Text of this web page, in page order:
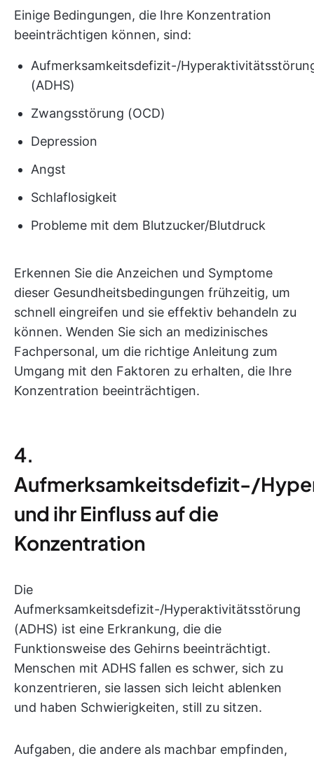
Einige Bedingungen, die Ihre Konzentration
beeinträchtigen können, sind:
Aufmerksamkeitsdefizit-/
(ADHS)
Zwangsstörung (OCD)
Depression
Angst
Schlaflosigkeit
Probleme mit dem Blutzucker/Blutdruck
Erkennen Sie die Anzeichen und Symptome
dieser Gesundheitsbedingungen frühzeitig, um
schnell eingreifen und sie effektiv behandeln zu
können. Wenden Sie sich an medizinisches
Fachpersonal, um die richtige Anleitung zum
Umgang mit den Faktoren zu erhalten, die Ihre
Konzentration beeinträchtigen.
4.
Aufmerksamkeitsdefizit-/
und ihr Einfluss auf die
Konzentration
Die
Aufmerksamkeitsdefizit-/Hyperaktivitätsstörung
(ADHS) ist eine Erkrankung, die die
Funktionsweise des Gehirns beeinträchtigt.
Menschen mit ADHS fallen es schwer, sich zu
konzentrieren, sie lassen sich leicht ablenken
und haben Schwierigkeiten, still zu sitzen.
Aufgaben, die andere als machbar empfinden,